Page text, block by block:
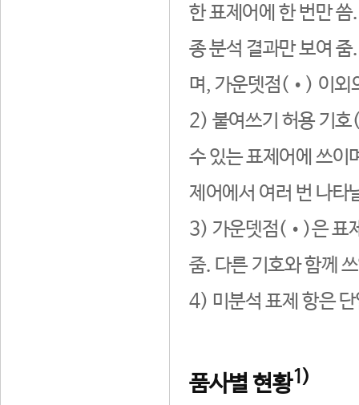
한 표제어에 한 번만
종 분석 결과만 보여
며, 가운뎃점(•) 이외
2) 붙여쓰기 허용 기호
수 있는 표제어에 쓰이
제어에서 여러 번 나타
3) 가운뎃점(•)은 표
줌. 다른 기호와 함께
4) 미분석 표제 항은
품사별 현황1)